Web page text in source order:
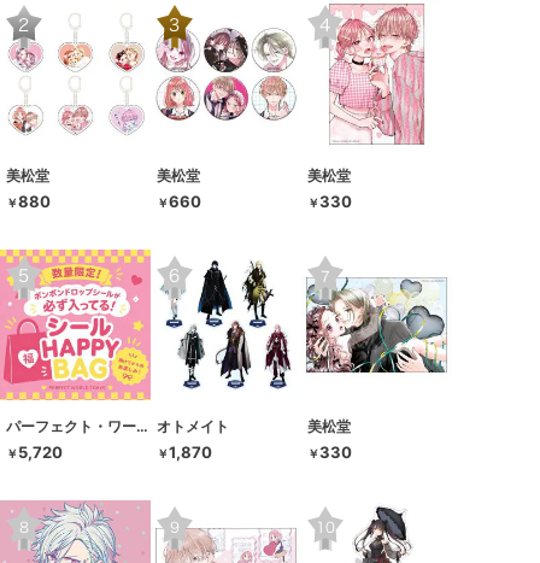
美松堂
￥880
美松堂
￥660
美松堂
￥330
パーフェクト・ワールド・トーキョー
￥ 5,720
オトメイト
￥1,870
美松堂
￥330